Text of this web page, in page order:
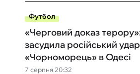
Футбол
7 серпня 20:32
«Черговий доказ
засудила російський
«Чорноморець» в Одесі